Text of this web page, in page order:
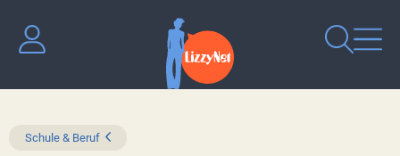
Schule & Beruf